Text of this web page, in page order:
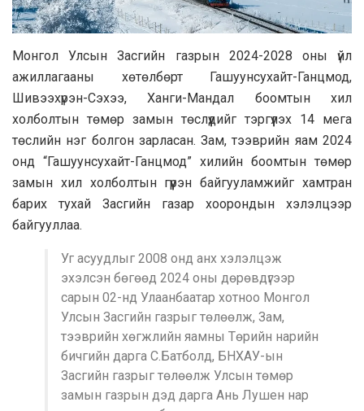
Монгол Улсын Засгийн газрын 2024-2028 оны үйл
ажиллагааны хөтөлбөрт Гашуунсухайт-Ганцмод,
Шивээхүрэн-Сэхээ, Ханги-Мандал боомтын хил
холболтын төмөр замын төслүүдийг тэргүүлэх 14 мега
төслийн нэг болгон зарласан. Зам, тээврийн яам 2024
онд “Гашуунсухайт-Ганцмод” хилийн боомтын төмөр
замын хил холболтын гүүрэн байгууламжийг хамтран
барих тухай Засгийн газар хоорондын хэлэлцээр
байгууллаа.
Уг асуудлыг 2008 онд анх хэлэлцэж
эхэлсэн бөгөөд 2024 оны дөрөвдүгээр
сарын 02-нд Улаанбаатар хотноо Монгол
Улсын Засгийн газрыг төлөөлж, Зам,
тээврийн хөгжлийн яамны Төрийн нарийн
бичгийн дарга С.Батболд, БНХАУ-ын
Засгийн газрыг төлөөлж Улсын төмөр
замын газрын дэд дарга Ань Лушен нар